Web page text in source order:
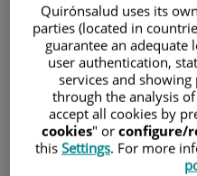
Alonso
Vicente
JEFE/A
ANGIOLOGÍA Y
Quirónsalud uses its
parties (located in
guarantee an
user authentication,
services and
through the analysis
accept all cookies by
cookies" or configure/
this Settings. For more